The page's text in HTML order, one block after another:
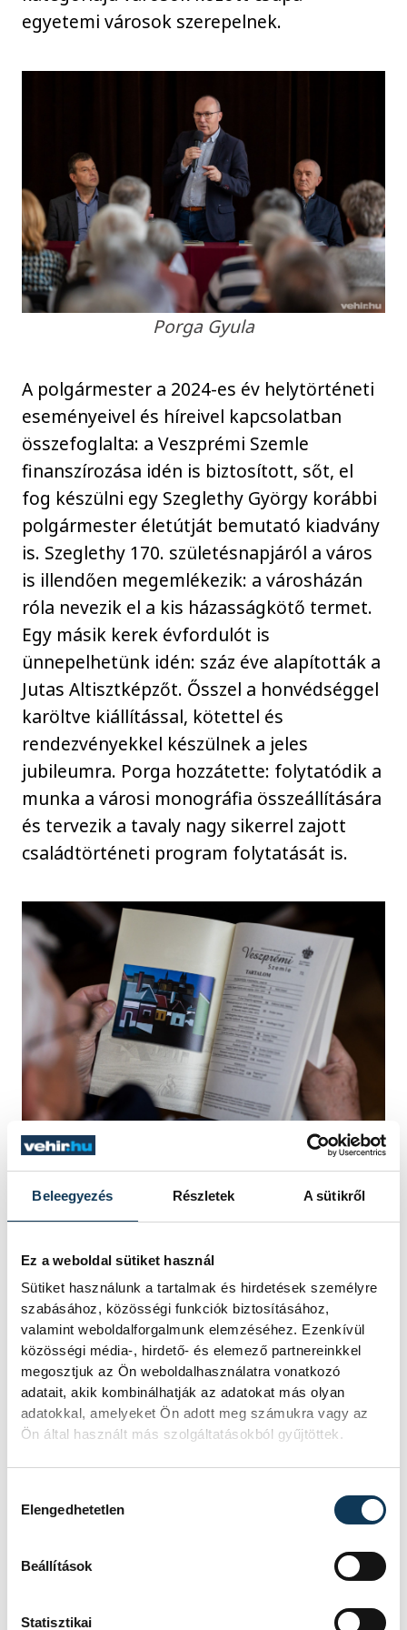
Beleegyezés Részletek A sütikről
Ez a weboldal sütiket használ
Sütiket használunk a tartalmak és hirdetések személyre
szabásához, közösségi funkciók biztosításához,
valamint weboldalforgalmunk elemzéséhez. Ezenkívül
közösségi média-, hirdető- és elemező partnereinkkel
megosztjuk az Ön weboldalhasználatra vonatkozó
adatait, akik kombinálhatják az adatokat más olyan
adatokkal, amelyeket Ön adott meg számukra vagy az
Ön által használt más szolgáltatásokból gyűjtöttek.
Elengedhetetlen
Beállítások
Statisztikai
egyetemi városok szerepelnek.
Porga Gyula
A polgármester a 2024-es év helytörténeti
eseményeivel és híreivel kapcsolatban
összefoglalta: a Veszprémi Szemle
finanszírozása idén is biztosított, sőt, el
fog készülni egy Szeglethy György korábbi
polgármester életútját bemutató kiadvány
is. Szeglethy 170. születésnapjáról a város
is illendően megemlékezik: a városházán
róla nevezik el a kis házasságkötő termet.
Egy másik kerek évfordulót is
ünnepelhetünk idén: száz éve alapították a
Jutas Altisztképzőt. Ősszel a honvédséggel
karöltve kiállítással, kötettel és
rendezvényekkel készülnek a jeles
jubileumra. Porga hozzátette: folytatódik a
munka a városi monográfia összeállítására
és tervezik a tavaly nagy sikerrel zajott
családtörténeti program folytatását is.
Ami a Szemle aktuális számának tartalmát
illeti: mint említettük, az egyetem
erről a helytörténeti folyóirat is
megemlékezik. A lapban feldolgozzák
Bereczky Endre, a szilikátkémiai tanszék
alapító professzorának munkásságát; a
kőedénygyáros Mayer család történetét;
tanulmányokat olvashatunk a veszprémi
püspökség és a Szentszék diplomáciai
kapcsolatáról valamint az avar korban itt
élt emberekről; a Közlemények rovatban
pedig a Séd áradásairól, Veszprém díszes
üvegablakairól és a XX. század második
felének Veszprémét ábrázoló nyomtatott